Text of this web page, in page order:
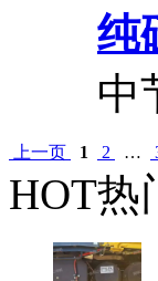
纯
中
上一页 1 2 …
HOT热